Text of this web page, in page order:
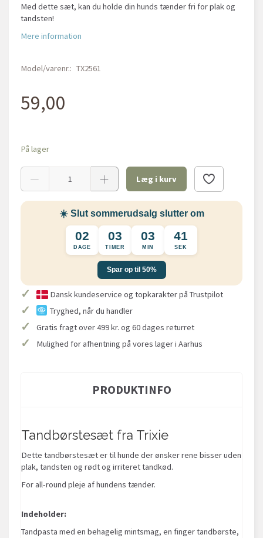
Med dette sæt, kan du holde din hunds tænder fri for plak og
tandsten!
Mere information
Model/varenr.: TX2561
59,00
På lager
Læg i kurv
☀️ Slut sommerudsalg slutter om
02
DAGE
03
TIMER
03
MIN
40
SEK
Spar op til 50%
✓ Dansk kundeservice og topkarakter på Trustpilot
✓ Tryghed, når du handler
✓ Gratis fragt over 499 kr. og 60 dages returret
✓ Mulighed for afhentning på vores lager i Aarhus
PRODUKTINFO
Tandbørstesæt fra Trixie
Dette tandbørstesæt er til hunde der ønsker rene bisser uden
plak, tandsten og rødt og irriteret tandkød.
Forall-round pleje afhundens tænder.
Indeholder:
Tandpasta med en behagelig mintsmag, en fingertandbørste,